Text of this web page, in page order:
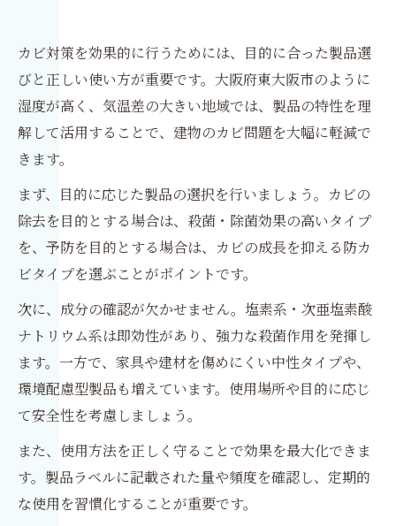
カビ対策を効果的に行うためには、目的に合った製品選
びと正しい使い方が重要です。大阪府東大阪市のように
湿度が高く、気温差の大きい地域では、製品の特性を理
解して活用することで、建物のカビ問題を大幅に軽減で
きます。
まず、目的に応じた製品の選択を行いましょう。カビの
除去を目的とする場合は、殺菌・除菌効果の高いタイプ
を、予防を目的とする場合は、カビの成長を抑える防カ
ビタイプを選ぶことがポイントです。
次に、成分の確認が欠かせません。塩素系・次亜塩素酸
ナトリウム系は即効性があり、強力な殺菌作用を発揮し
ます。一方で、家具や建材を傷めにくい中性タイプや、
環境配慮型製品も増えています。使用場所や目的に応じ
て安全性を考慮しましょう。
また、使用方法を正しく守ることで効果を最大化できま
す。製品ラベルに記載された量や頻度を確認し、定期的
な使用を習慣化することが重要です。